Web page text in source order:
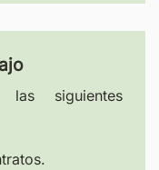
las siguientes